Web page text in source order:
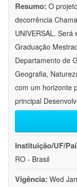
Resumo: O
decorrência
UNIVERSAL.
Graduação
Departamento de
Geografia,
com um horizonte
principal
Instituição/UF/
RO - Brasil
Vigência: Wed